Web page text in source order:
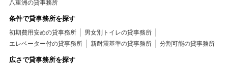
八重洲の貸事務所
条件で貸事務所を探す
初期費用安めの貸事務所
男女別トイレの貸事務所
エレベーター付の貸事務所
新耐震基準の貸事務所 分割可能の貸事務所
広さで貸事務所を探す